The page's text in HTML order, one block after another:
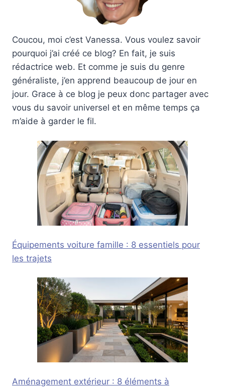
Coucou, moi c’est Vanessa. Vous voulez savoir
pourquoi j’ai créé ce blog? En fait, je suis
rédactrice web. Et comme je suis du genre
généraliste, j’en apprend beaucoup de jour en
jour. Grace à ce blog je peux donc partager avec
vous du savoir universel et en même temps ça
m’aide à garder le fil.
Équipements voiture famille : 8 essentiels pour
les trajets
Aménagement extérieur : 8 éléments à